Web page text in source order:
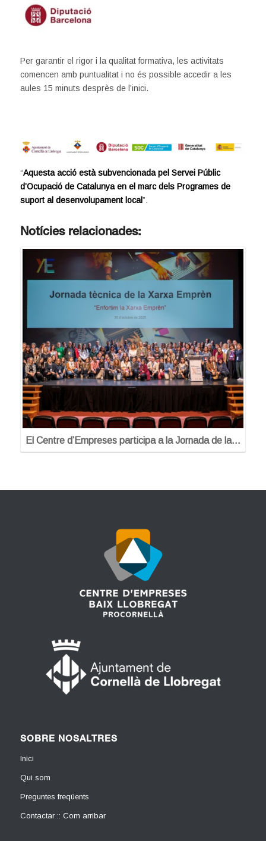
Per garantir el rigor i la qualitat formativa, les activitats
comencen amb puntualitat i no és possible accedir a les
aules 15 minuts desprès de l’inici.
“Aquesta acció està subvencionada pel Servei Públic
d’Ocupació de Catalunya en el marc dels Programes de
suport al desenvolupament local”.
Notícies relacionades:
El Centre d’Empreses participa a la Jornada de la…
SOBRE NOSALTRES
Inici
Qui som
Preguntes freqüents
Contactar :: Com arribar